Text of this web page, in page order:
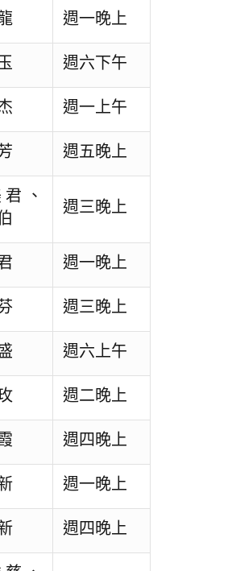
週一晚上
週六下午
週一上午
週五晚上
、
週三晚上
週一晚上
週三晚上
週六上午
週二晚上
週四晚上
週一晚上
週四晚上